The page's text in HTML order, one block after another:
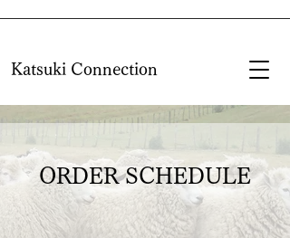
Katsuki Connection
ORDER SCHEDULE